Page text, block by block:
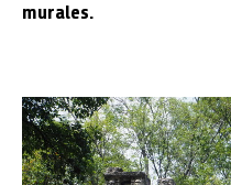
murales.